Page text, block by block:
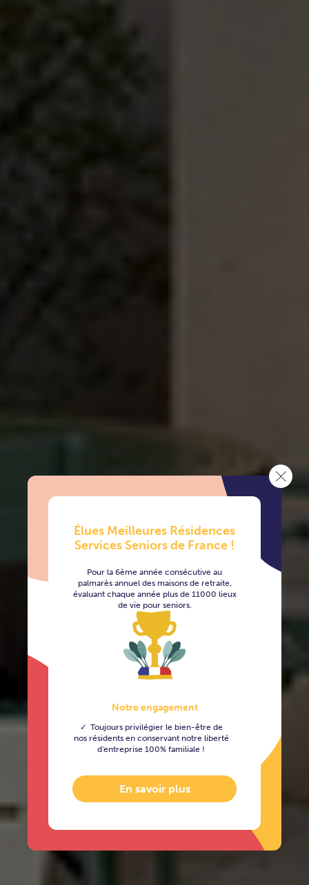
Élues Meilleures Résidences
Services Seniors de France !
Pour la 6ème année consécutive au
palmarès annuel des maisons de retraite,
évaluant chaque année plus de 11000 lieux
de vie pour seniors.
Notre engagement
Toujours privilégier le bien-être de
nos résidents en conservant notre liberté
d'entreprise 100% familiale !
En savoir plus